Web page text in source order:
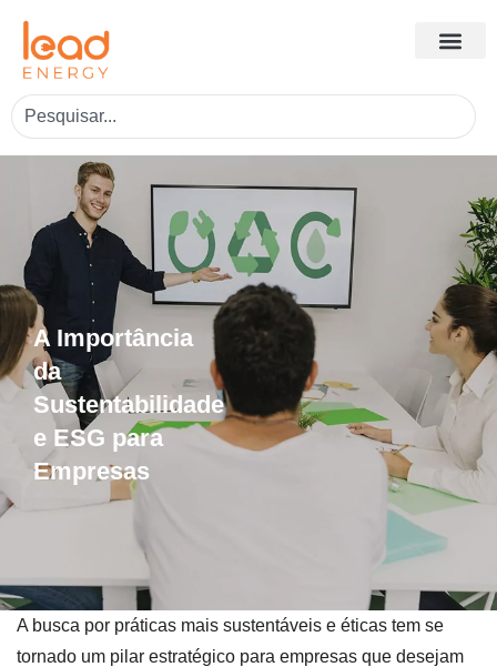
A Importância
da
Sustentabilidade
e ESG para
Empresas
A busca por práticas mais sustentáveis e éticas tem se
tornado um pilar estratégico para empresas que desejam